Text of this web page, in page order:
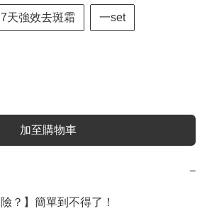
7天強效去斑霜 一set
加至購物車
−